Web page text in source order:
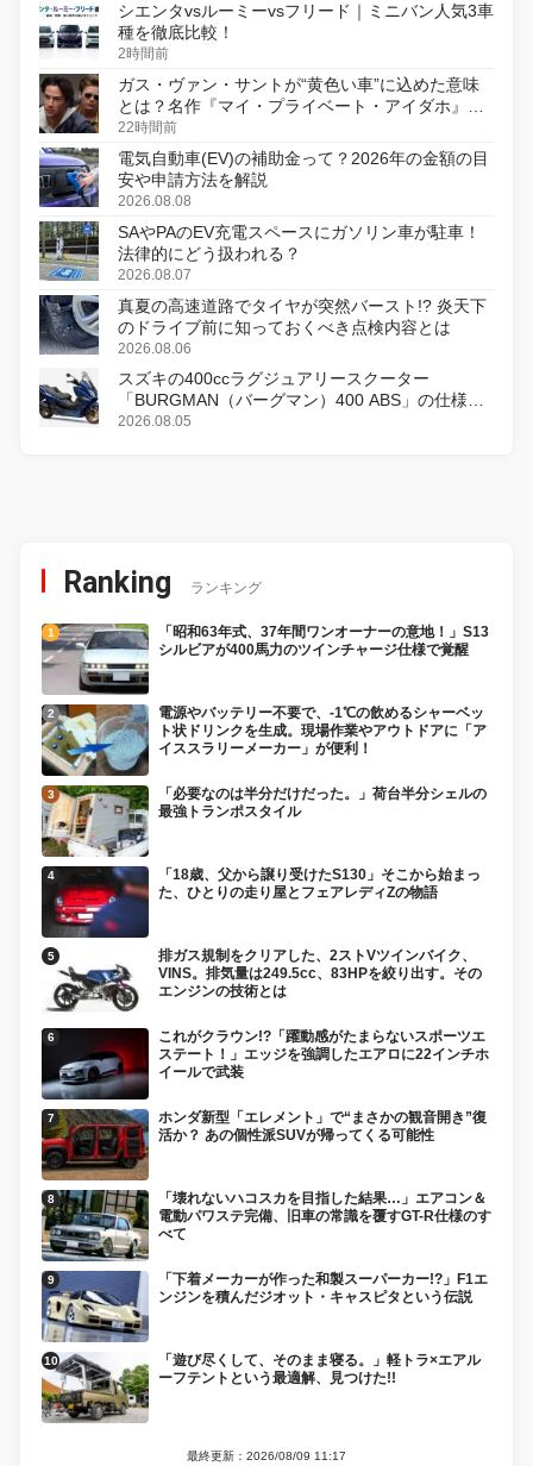
シエンタvsルーミーvsフリード｜ミニバン人気3車
種を徹底比較！
2時間前
ガス・ヴァン・サントが“黄色い車”に込めた意味
とは？名作『マイ・プライベート・アイダホ』が
初のデジタルリマスター版で復活
22時間前
電気自動車(EV)の補助金って？2026年の金額の目
安や申請方法を解説
2026.08.08
SAやPAのEV充電スペースにガソリン車が駐車！
法律的にどう扱われる？
2026.08.07
真夏の高速道路でタイヤが突然バースト!? 炎天下
のドライブ前に知っておくべき点検内容とは
2026.08.06
スズキの400ccラグジュアリースクーター
「BURGMAN（バーグマン）400 ABS」の仕様を
変更し、8月18日に発売
2026.08.05
Ranking ランキング
「昭和63年式、37年間ワンオーナーの意地！」S13
シルビアが400馬力のツインチャージ仕様で覚醒
電源やバッテリー不要で、-1℃の飲めるシャーベッ
ト状ドリンクを生成。現場作業やアウトドアに「ア
イススラリーメーカー」が便利！
「必要なのは半分だけだった。」荷台半分シェルの
最強トランポスタイル
「18歳、父から譲り受けたS130」そこから始まっ
た、ひとりの走り屋とフェアレディZの物語
排ガス規制をクリアした、2ストVツインバイク、
VINS。排気量は249.5cc、83HPを絞り出す。その
エンジンの技術とは
これがクラウン!?「躍動感がたまらないスポーツエ
ステート！」エッジを強調したエアロに22インチホ
イールで武装
ホンダ新型「エレメント」で“まさかの観音開き”復
活か？ あの個性派SUVが帰ってくる可能性
「壊れないハコスカを目指した結果…」エアコン＆
電動パワステ完備、旧車の常識を覆すGT-R仕様のす
べて
「下着メーカーが作った和製スーパーカー!?」F1エ
ンジンを積んだジオット・キャスピタという伝説
「遊び尽くして、そのまま寝る。」軽トラ×エアル
ーフテントという最適解、見つけた!!
最終更新：2026/08/09 11:17